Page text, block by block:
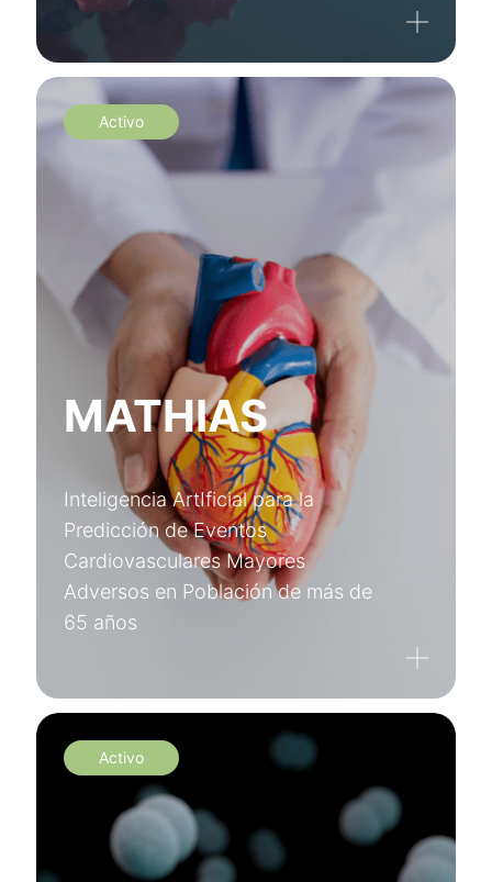
MATHIAS
Inteligencia ArtIficial para la
Predicción de Eventos
Cardiovasculares Mayores
Adversos en Población de más de
65 años
Activo
Activo